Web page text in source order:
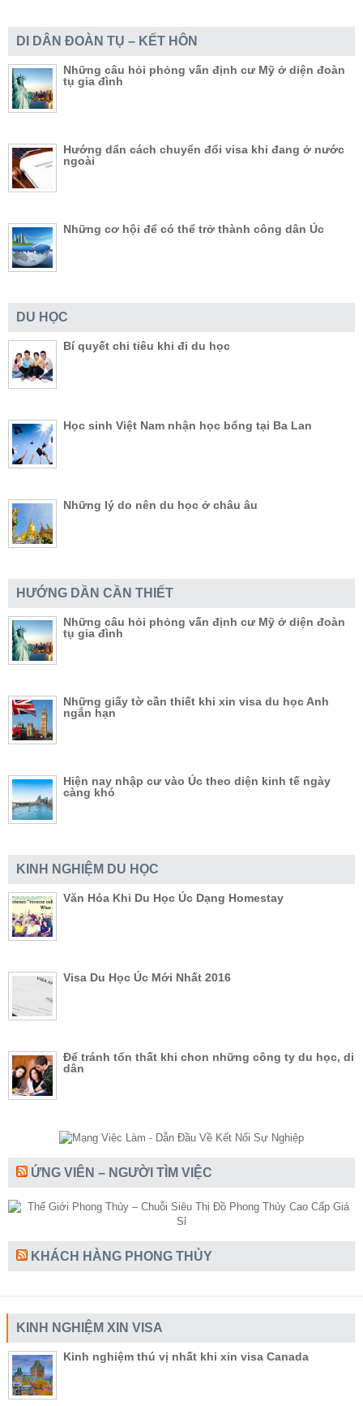
DI DÂN ĐOÀN TỤ – KẾT HÔN
Những câu hỏi phỏng vấn định cư Mỹ ở diện đoàn
tụ gia đình
Hướng dẩn cách chuyển đổi visa khi đang ở nước
ngoài
Những cơ hội để có thể trở thành công dân Úc
DU HỌC
Bí quyết chi tiêu khi đi du học
Học sinh Việt Nam nhận học bổng tại Ba Lan
Những lý do nên du học ở châu âu
HƯỚNG DẦN CẦN THIẾT
Những câu hỏi phỏng vấn định cư Mỹ ở diện đoàn
tụ gia đình
Những giấy tờ cần thiết khi xin visa du học Anh
ngắn hạn
Hiện nay nhập cư vào Úc theo diện kinh tế ngày
càng khó
KINH NGHIỆM DU HỌC
Văn Hóa Khi Du Học Úc Dạng Homestay
Visa Du Học Úc Mới Nhất 2016
Để tránh tổn thất khi chon những công ty du học, di
dân
ỨNG VIÊN – NGƯỜI TÌM VIỆC
KHÁCH HÀNG PHONG THỦY
KINH NGHIỆM XIN VISA
Kinh nghiệm thú vị nhất khi xin visa Canada